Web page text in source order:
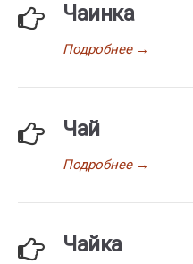
Чаинка
Подробнее→
Чай
Подробнее→
Чайка